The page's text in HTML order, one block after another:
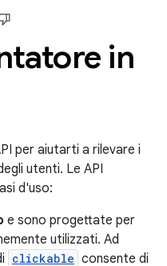
in
per aiutarti a rilevare i
utenti. Le API
d'uso:
e sono progettate per
utilizzati. Ad
clickable consente di